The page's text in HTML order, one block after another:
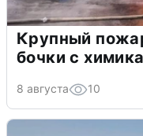
Крупный
бочки с
8 августа 10